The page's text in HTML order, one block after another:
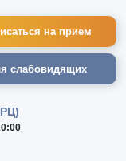
на прием
слабовидящих